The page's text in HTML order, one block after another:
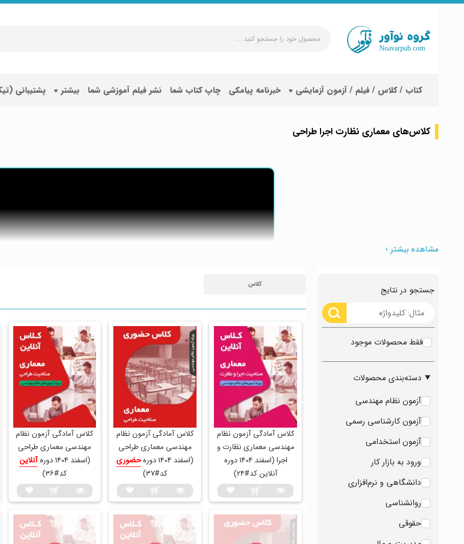
جستجو
کنید
کتاب / کلاس / فیلم / آزمون آزمایشی خبرنامه پیامکی چاپ کتاب شما نشر فیلم آموزشی شما بیشتر پشتیبانی
کلاس‌های معماری نظارت اجرا طراحی
مشاهده بیشتر ›
جستجو در نتایج
فقط محصولات موجود
دسته‌بندی محصولات
آزمون نظام مهندسی
آزمون کارشناسی رسمی
آزمون استخدامی
ورود به بازار کار
دانشگاهی و نرم‌افزاری
روانشناسی
حقوقی
کلاس
کلاس آمادگی آزمون نظام
مهندسی معماری نظارت و
اجرا (اسفند 1404 دوره
آنلاین کد#24)
کلاس آمادگی آزمون نظام
مهندسی معماری طراحی
(اسفند 1404 دوره
حضوری
کد#37)
کلاس آمادگی آزمون نظام
مهندسی معماری طراحی
(اسفند 1404 دوره
آنلاین
کد#36)